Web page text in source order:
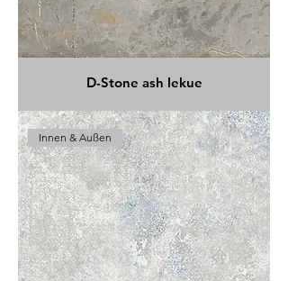
D-Stone ash lekue
Innen & Außen